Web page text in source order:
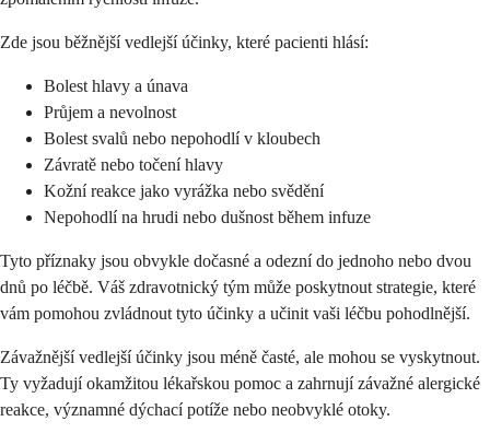
Zde jsou běžnější vedlejší účinky, které pacienti hlásí:
Bolest hlavy a únava
Průjem a nevolnost
Bolest svalů nebo nepohodlí v kloubech
Závratě nebo točení hlavy
Kožní reakce jako vyrážka nebo svědění
Nepohodlí na hrudi nebo dušnost během infuze
Tyto příznaky jsou obvykle dočasné a odezní do jednoho nebo dvou
dnů po léčbě. Váš zdravotnický tým může poskytnout strategie, které
vám pomohou zvládnout tyto účinky a učinit vaši léčbu pohodlnější.
Závažnější vedlejší účinky jsou méně časté, ale mohou se vyskytnout.
Ty vyžadují okamžitou lékařskou pomoc a zahrnují závažné alergické
reakce, významné dýchací potíže nebo neobvyklé otoky.